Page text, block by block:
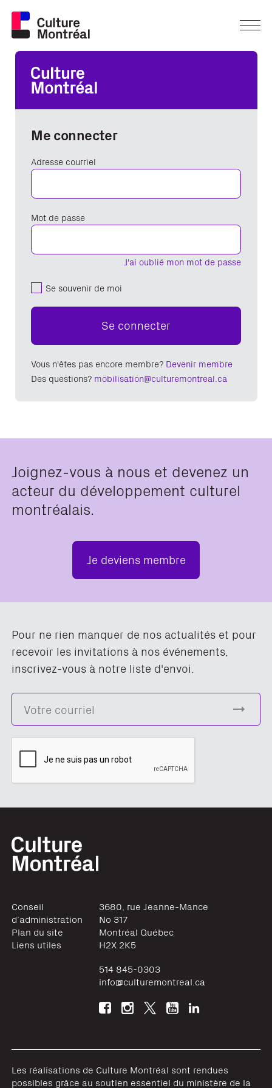
Me connecter
Adresse courriel
J'ai oublié mon mot de passe
Mot de passe
Se souvenir de moi
Se connecter
Vous n'êtes pas encore membre? Devenir membre
Des questions? mobilisation@culturemontreal.ca
Joignez-vous à nous et devenez un
acteur du développement culturel
montréalais.
Je deviens membre
Pour ne rien manquer de nos actualités et pour
recevoir les invitations à nos événements,
inscrivez-vous à notre liste d'envoi.
Conseil
d’administration
Plan du site
Liens utiles
3680, rue Jeanne-Mance
No 317
Montréal Québec
H2X 2K5
514 845-0303
info@culturemontreal.ca
Les réalisations de Culture Montréal sont rendues
possibles grâce au soutien essentiel du ministère de la